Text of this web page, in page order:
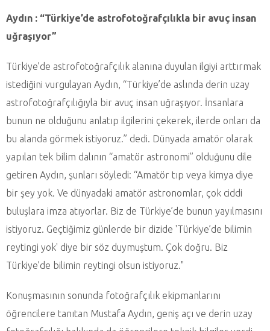
Aydın : “Türkiye’de astrofotoğrafçılıkla bir avuç insan
uğraşıyor”
Türkiye’de astrofotoğrafçılık alanına duyulan ilgiyi arttırmak
istediğini vurgulayan Aydın, “Türkiye’de aslında derin uzay
astrofotoğrafçılığıyla bir avuç insan uğraşıyor. İnsanlara
bunun ne olduğunu anlatıp ilgilerini çekerek, ilerde onları da
bu alanda görmek istiyoruz.” dedi. Dünyada amatör olarak
yapılan tek bilim dalının “amatör astronomi” olduğunu dile
getiren Aydın, şunları söyledi: “Amatör tıp veya kimya diye
bir şey yok. Ve dünyadaki amatör astronomlar, çok ciddi
buluşlara imza atıyorlar. Biz de Türkiye’de bunun yayılmasını
istiyoruz. Geçtiğimiz günlerde bir dizide 'Türkiye’de bilimin
reytingi yok' diye bir söz duymuştum. Çok doğru. Biz
Türkiye’de bilimin reytingi olsun istiyoruz."
Konuşmasının sonunda fotoğrafçılık ekipmanlarını
öğrencilere tanıtan Mustafa Aydın, geniş açı ve derin uzay